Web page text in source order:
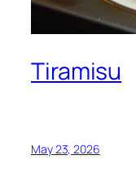
Tiramisu
May 23, 2026